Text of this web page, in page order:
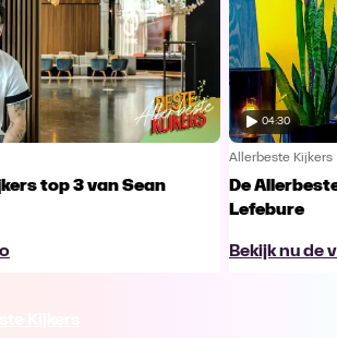
top 3 van Sean
04:30
Allerbeste Kijkers
De
Lefebure
Bekijk nu de